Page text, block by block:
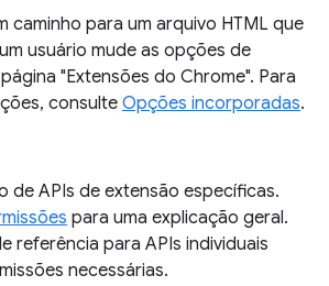
caminho para um arquivo HTML que
usuário mude as opções de
"Extensões do Chrome". Para
consulte Opções incorporadas.
de APIs de extensão específicas.
para uma explicação geral.
referência para APIs individuais
necessárias.